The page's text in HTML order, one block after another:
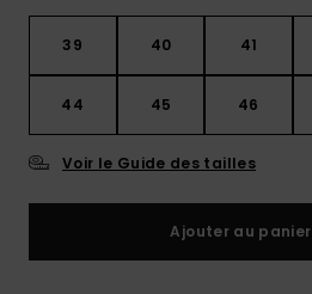
contact.
Consulter
la FAQ
39 40 41
44 45 46
Voir le Guide des tailles
Ajouter au panier